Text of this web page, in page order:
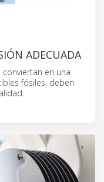
ADECUADA
en una
fósiles, deben